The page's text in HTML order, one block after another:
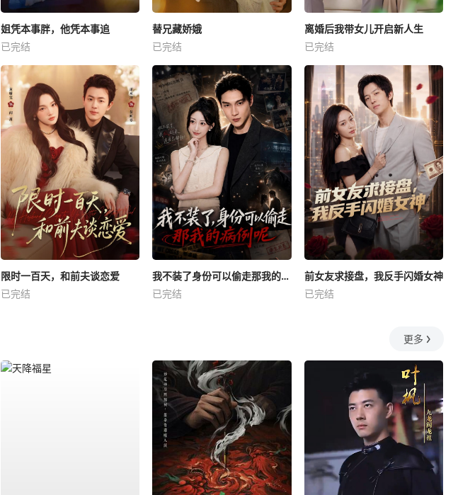
姐凭本事胖，他凭本事追
已完结
替兄藏娇娥
已完结
离婚后我带女儿开启新人生
已完结
限时一百天，和前夫谈恋爱
已完结
我不装了身份可以偷走那我的病例呢
已完结
前女友求接盘，我反手闪婚女神
已完结
更多